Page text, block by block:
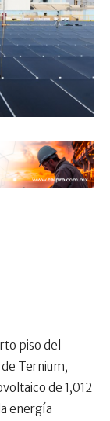
piso del
Ternium,
de 1,012
energía